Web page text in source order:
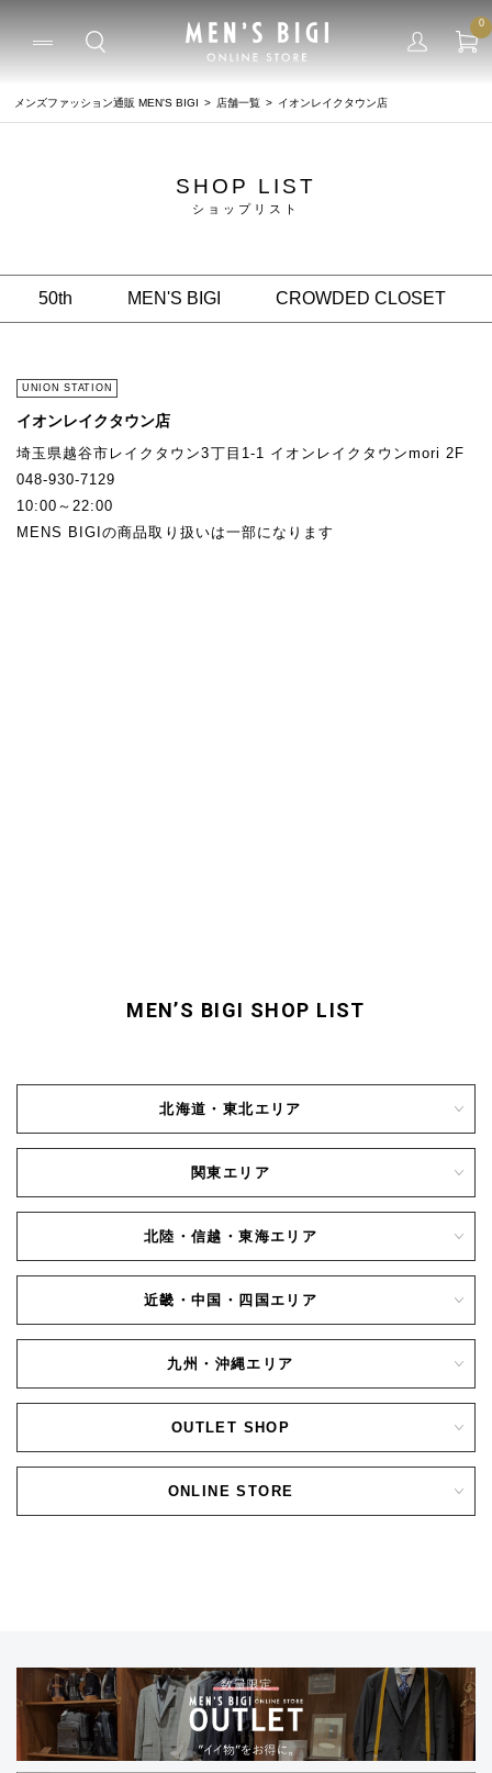
0
メンズファッション通販 MEN'S BIGI 店舗一覧 イオンレイクタウン店
SHOP LIST
ショップリスト
50th MEN'S BIGI CROWDED CLOSET
MEN’S BIGI SHOP LIST
北海道・東北エリア
関東エリア
北陸・信越・東海エリア
近畿・中国・四国エリア
九州・沖縄エリア
OUTLET SHOP
ONLINE STORE
UNION STATION
イオンレイクタウン店
埼玉県越谷市レイクタウン3丁目1-1 イオンレイクタウンmori 2F
048-930-7129
10:00～22:00
MENS BIGIの商品取り扱いは一部になります